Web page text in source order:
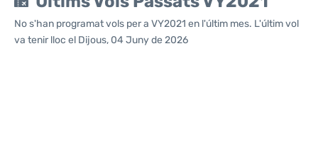
No s'han programat vols per a VY2021 en l'últim mes. L'últim vol
va tenir lloc el Dijous, 04 Juny de 2026